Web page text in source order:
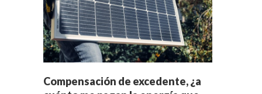
Compensación de excedente, ¿a